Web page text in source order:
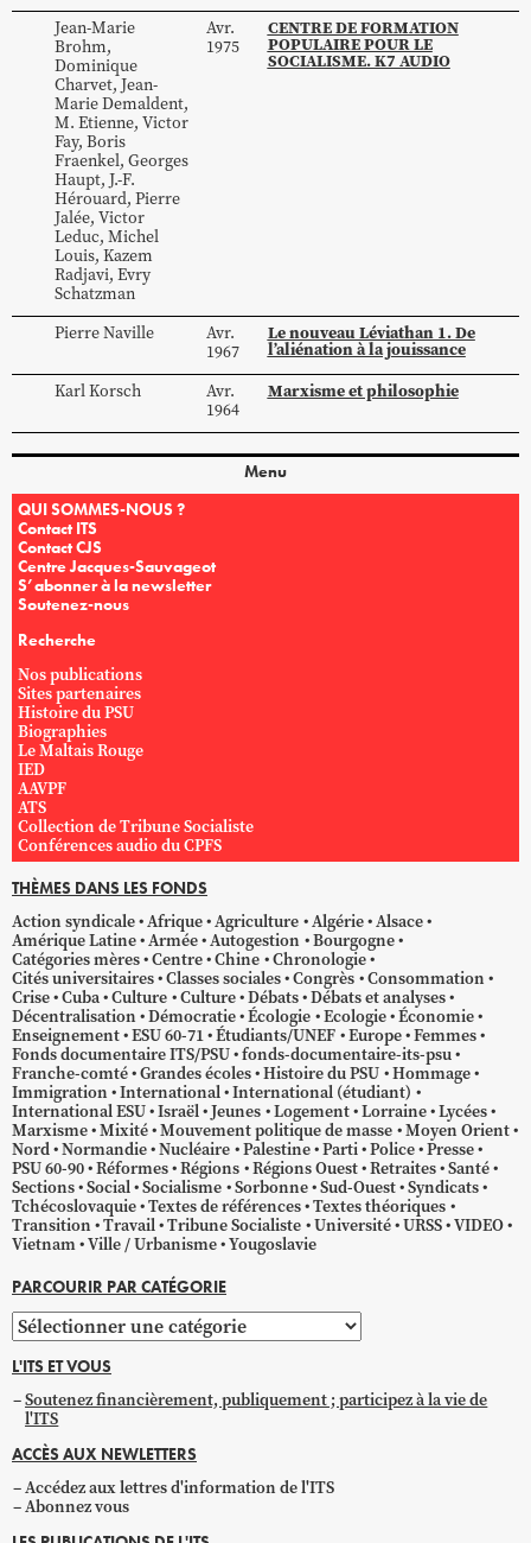
Jean-Marie
Brohm,
Dominique
Charvet, Jean-
MarieDemaldent,
M. Etienne, Victor
Fay, Boris
Fraenkel, Georges
Haupt, J.-F.
Hérouard, Pierre
Jalée, Victor
Leduc, Michel
Louis, Kazem
Radjavi, Evry
Schatzman
Avr.
1975
CENTRE DE FORMATION
POPULAIRE POUR LE
SOCIALISME. K7 AUDIO
PierreNaville
Avr.
1967
Le nouveau Léviathan 1. De
l’aliénation à la jouissance
KarlKorsch
Avr.
1964
Marxisme et philosophie
Menu
QUI SOMMES-NOUS ?
Contact ITS
Contact CJS
Centre Jacques-Sauvageot
S’abonner à la newsletter
Soutenez-nous
Recherche
Nos publications
Sites partenaires
Histoire du PSU
Biographies
Le Maltais Rouge
IED
AAVPF
ATS
Collection de Tribune Socialiste
Conférences audio du CPFS
THÈMES DANS LES FONDS
Action syndicale Afrique Agriculture Algérie Alsace
Amérique Latine Armée Autogestion
Bourgogne
Catégories mères Centre Chine Chronologie
Cités universitaires Classes sociales Congrès Consommation
Crise Cuba Culture Culture Débats Débats et analyses
Décentralisation Démocratie Écologie Ecologie Économie
Enseignement ESU 60-71 Étudiants/UNEF Europe Femmes
Fonds documentaire ITS/PSU fonds-documentaire-its-psu
Franche-comté Grandes écoles Histoire du PSU Hommage
Immigration International International (étudiant)
International ESU Israël Jeunes Logement Lorraine Lycées
Marxisme Mixité Mouvement politique de masse Moyen Orient
Nord Normandie Nucléaire Palestine Parti Police Presse
PSU 60-90 Réformes Régions Régions Ouest Retraites Santé
Sections Social Socialisme Sorbonne Sud-Ouest Syndicats
Tchécoslovaquie Textes de références Textes théoriques
Transition Travail Tribune Socialiste Université URSS VIDEO
Vietnam Ville / Urbanisme Yougoslavie
PARCOURIR PAR CATÉGORIE
Parcourir
par
catégorie
L'ITS ET VOUS
Soutenez financièrement, publiquement ; participez à la vie de
l'ITS
ACCÈS AUX NEWLETTERS
Accédez aux lettres d'information de l'ITS
Abonnez vous